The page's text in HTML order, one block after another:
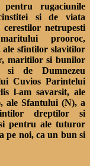
pentru rugaciunile
si de viata
netrupesti
prooroc,
ale sfintilor slavitilor
maritilor si bunilor
si de Dumnezeu
Cuvios Parintelui
l-am savarsit, ale
ale Sfantului (N), a
dreptilor si
pentru ale tuturor
pe noi, ca un bun si